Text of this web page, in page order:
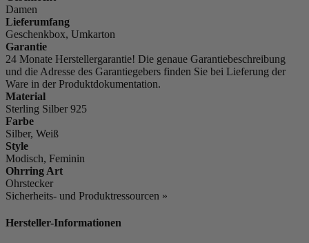
Damen
Lieferumfang
Geschenkbox, Umkarton
Garantie
24 Monate Herstellergarantie! Die genaue Garantiebeschreibung
und die Adresse des Garantiegebers finden Sie bei Lieferung der
Ware in der Produktdokumentation.
Material
Sterling Silber 925
Farbe
Silber, Weiß
Style
Modisch, Feminin
Ohrring Art
Ohrstecker
Sicherheits- und Produktressourcen »
Hersteller-Informationen